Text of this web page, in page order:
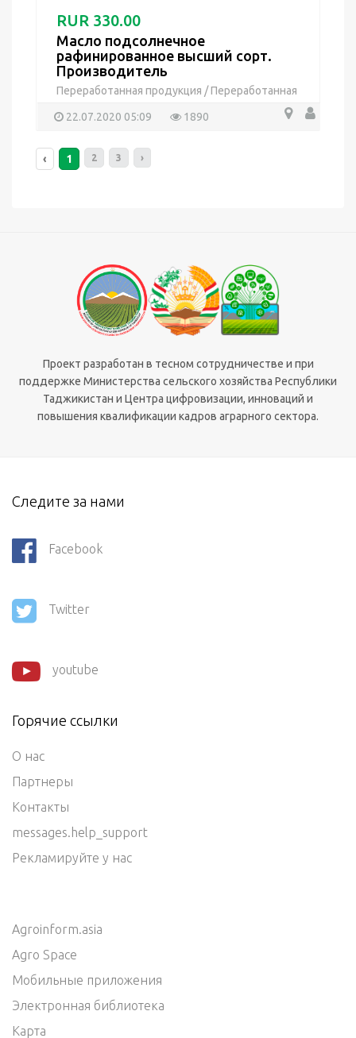
RUR 330.00
Масло подсолнечное
рафинированное высший сорт.
Производитель
Переработанная продукция /Переработанная
22.07.2020 05:09
1890
‹ 1 2 3 ›
Проект разработан в тесном сотрудничестве и при
поддержке Министерства сельского хозяйства Республики
Таджикистан и Центра цифровизации, инноваций и
повышения квалификации кадров аграрного сектора.
Следите за нами
Facebook
Twitter
youtube
Горячие ссылки
О нас
Партнеры
Контакты
messages.help_support
Рекламируйте у нас
Agroinform.asia
Agro Space
Мобильные приложения
Электронная библиотека
Карта